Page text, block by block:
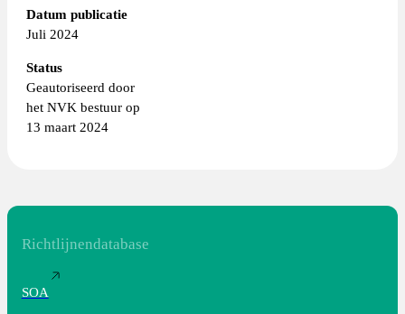
Datum publicatie
Juli 2024
Status
Geautoriseerd door
het NVK bestuur op
13 maart 2024
Richtlijnendatabase
SOA